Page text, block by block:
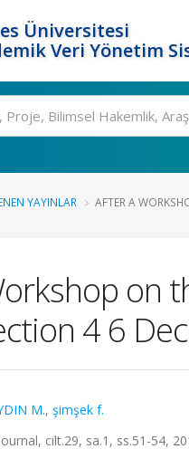
Üniversitesi
Veri Yönetim
YAYINLAR AFTER A
on
4 6
M., şimşek f.
cilt.29, sa.1, ss.51-54,